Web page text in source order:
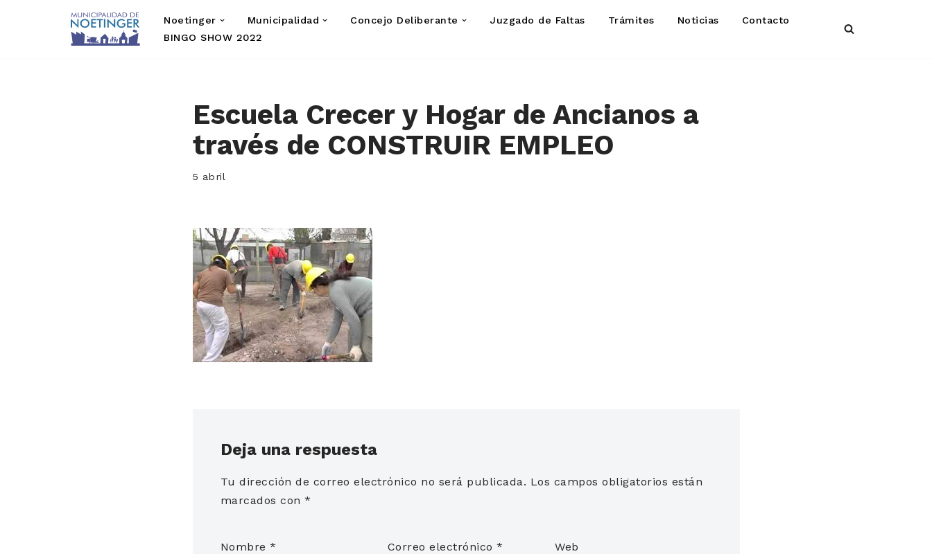
Noetinger Municipalidad Concejo Deliberante Juzgado de Faltas Trámites Noticias
Contacto
BINGO SHOW 2022
Escuela Crecer y Hogar de Ancianos a
través de CONSTRUIR EMPLEO
5 abril
Deja una respuesta
Tu dirección de correo electrónico no será publicada. Los campos obligatorios están
marcados con *
Nombre * Correo electrónico* Web